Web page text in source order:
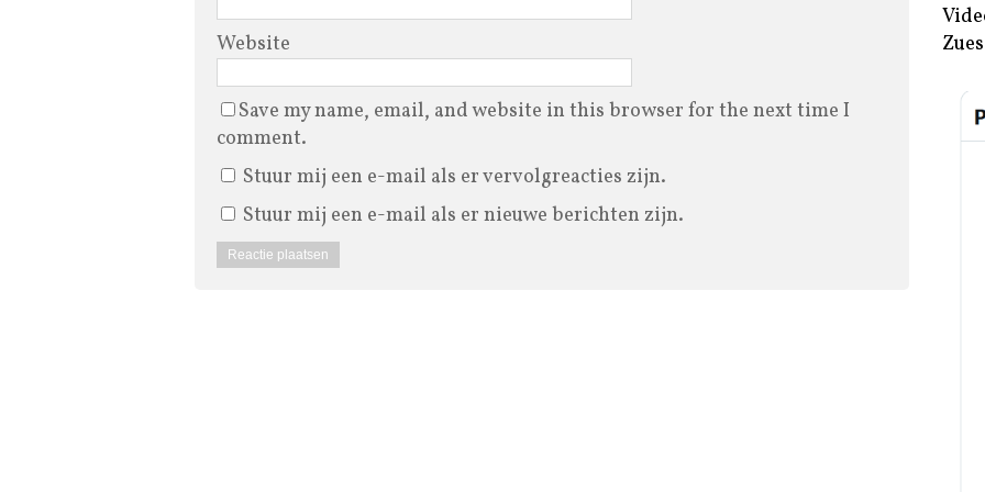
Website
Save my name, email, and website in this browser for the next time I
comment.
Stuur mij een e-mail als er vervolgreacties zijn.
Stuur mij een e-mail als er nieuwe berichten zijn.